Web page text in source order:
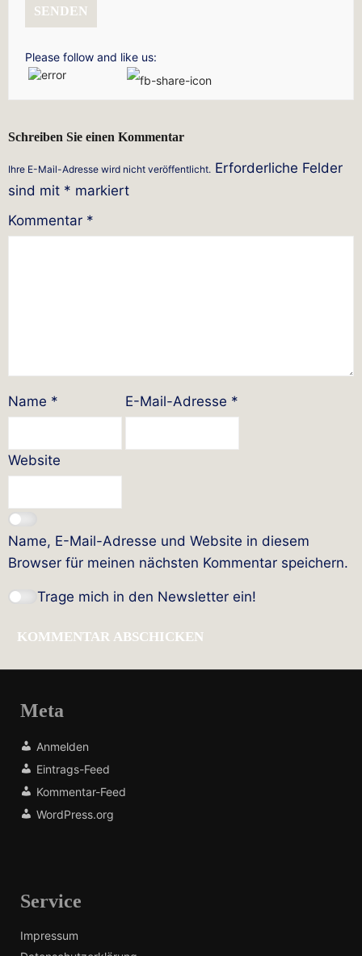
SENDEN
Please follow and like us:
Schreiben Sie einen Kommentar
Ihre E-Mail-Adresse wird nicht veröffentlicht. Erforderliche Felder
sind mit * markiert
Kommentar *
Name * E-Mail-Adresse *
Website
Name, E-Mail-Adresse und Website in diesem
Browser für meinen nächsten Kommentar speichern.
Trage mich in den Newsletter ein!
Meta
Anmelden
Eintrags-Feed
Kommentar-Feed
WordPress.org
Service
Impressum